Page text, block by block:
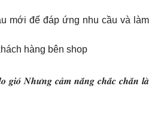
mới để đáp ứng nhu cầu và làm
hàng bên shop
𝒈𝒊𝒐́ 𝑵𝒉𝒖̛𝒏𝒈 𝒄𝒂̉𝒎 𝒏𝒂̆́𝒏𝒈 𝒄𝒉𝒂̆́𝒄 𝒄𝒉𝒂̆́𝒏 𝒍𝒂̀